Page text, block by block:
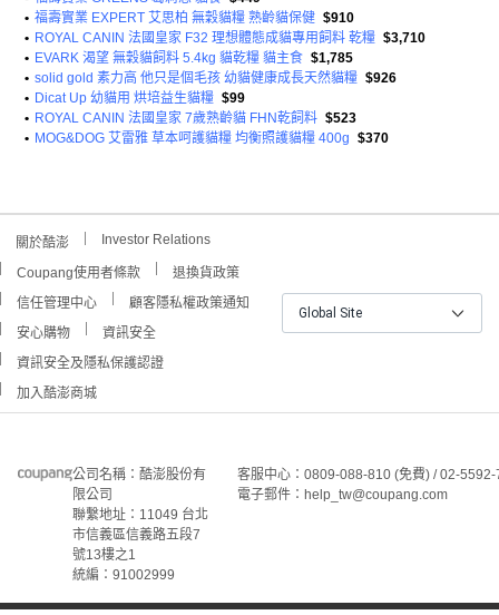
• 福壽實業 EXPERT 艾思柏 無穀貓糧 熟齡貓保健 $910
• ROYAL CANIN 法國皇家 F32 理想體態成貓專用飼料 乾糧 $3,710
• EVARK 渴望 無穀貓飼料 5.4kg 貓乾糧 貓主食 $1,785
• solid gold 素力高 他只是個毛孩 幼貓健康成長天然貓糧 $926
• Dicat Up 幼貓用 烘培益生貓糧 $99
• ROYAL CANIN 法國皇家 7歲熟齡貓 FHN乾飼料 $523
• MOG&DOG 艾雷雅 草本呵護貓糧 均衡照護貓糧 400g $370
關於酷澎 Investor Relations
Coupang使用者條款
退換貨政策
信任管理中心
顧客隱私權政策通知
安心購物
資訊安全
資訊安全及隱私保護認證
加入酷澎商城
Global Site
公司名稱：酷澎股份有
限公司
聯繫地址：11049 台北
市信義區信義路五段7
號13樓之1
統編：91002999
客服中心：0809-088-810 (免費) / 02-
電子郵件：help_tw@coupang.com